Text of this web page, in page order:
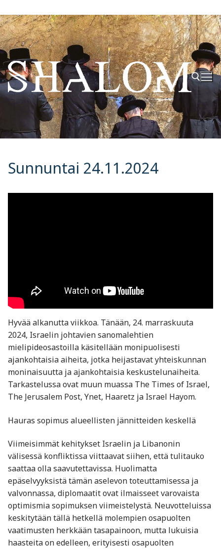
Hyppää
sisältöön
Hae:
Sunnuntai 24.11.2024
Hyvää alkanutta viikkoa. Tänään, 24. marraskuuta
2024, Israelin johtavien sanomalehtien
mielipideosastoilla käsitellään monipuolisesti
ajankohtaisia aiheita, jotka heijastavat yhteiskunnan
moninaisuutta ja ajankohtaisia keskustelunaiheita.
Tarkastelussa ovat muun muassa The Times of Israel,
The Jerusalem Post, Ynet, Haaretz ja Israel Hayom.
Hauras sopimus alueellisten jännitteiden keskellä
Viimeisimmät kehitykset Israelin ja Libanonin
välisessä konfliktissa viittaavat siihen, että tulitauko
saattaa olla saavutettavissa. Huolimatta
epäselvyyksistä tämän aselevon toteuttamisessa ja
valvonnassa, diplomaatit ovat ilmaisseet varovaista
optimismia sopimuksen viimeistelystä. Neuvotteluissa
keskitytään tällä hetkellä molempien osapuolten
vaatimusten herkkään tasapainoon, mutta lukuisia
haasteita on edelleen, erityisesti osapuolten